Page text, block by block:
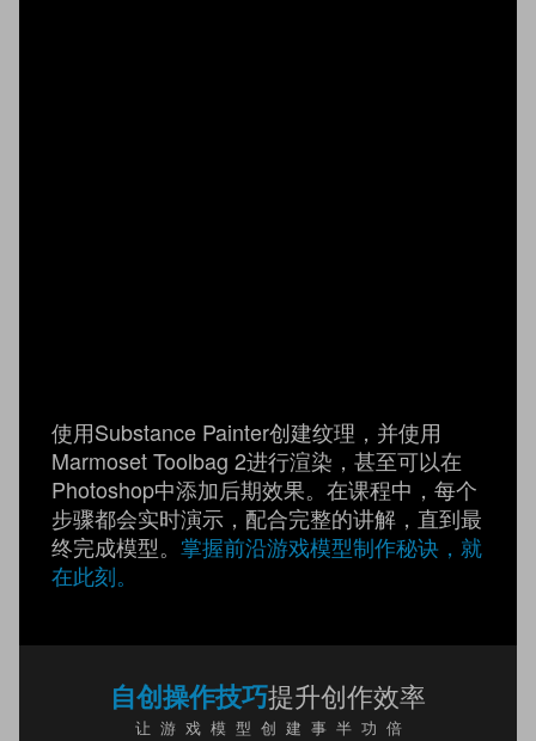
使用Substance Painter创建纹理，并使用
Marmoset Toolbag 2进行渲染，甚至可以在
Photoshop中添加后期效果。在课程中，每个
步骤都会实时演示，配合完整的讲解，直到最
终完成模型。 掌握前沿游戏模型制作秘诀，就
在此刻。
自创操作技巧提升创作效率
让 游 戏 模 型 创 建 事 半 功 倍